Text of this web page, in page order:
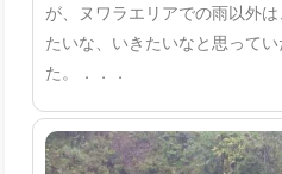
が、ヌワラエリアでの雨以外
たいな、いきたいなと思って
た。．．．